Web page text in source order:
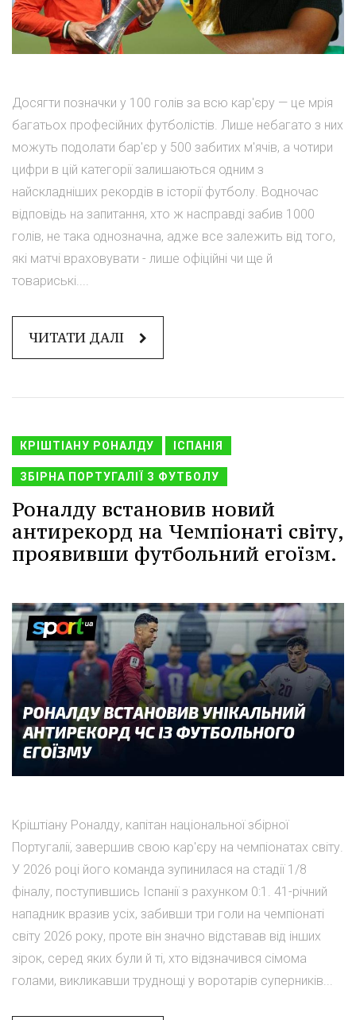
Досягти позначки у 100 голів за всю кар'єру — це мрія
багатьох професійних футболістів. Лише небагато з них
можуть подолати бар'єр у 500 забитих м'ячів, а чотири
цифри в цій категорії залишаються одним з
найскладніших рекордів в історії футболу. Водночас
відповідь на запитання, хто ж насправді забив 1000
голів, не така однозначна, адже все залежить від того,
які матчі враховувати - лише офіційні чи ще й
товариські....
ЧИТАТИ ДАЛІ
КРІШТІАНУ РОНАЛДУ ІСПАНІЯ
ЗБІРНА ПОРТУГАЛІЇ З ФУТБОЛУ
Роналду встановив новий
антирекорд на Чемпіонаті світу,
проявивши футбольний егоїзм.
Кріштіану Роналду, капітан національної збірної
Португалії, завершив свою кар'єру на чемпіонатах світу.
У 2026 році його команда зупинилася на стадії 1/8
фіналу, поступившись Іспанії з рахунком 0:1. 41-річний
нападник вразив усіх, забивши три голи на чемпіонаті
світу 2026 року, проте він значно відставав від інших
зірок, серед яких були й ті, хто відзначився сімома
голами, викликавши труднощі у воротарів суперників...